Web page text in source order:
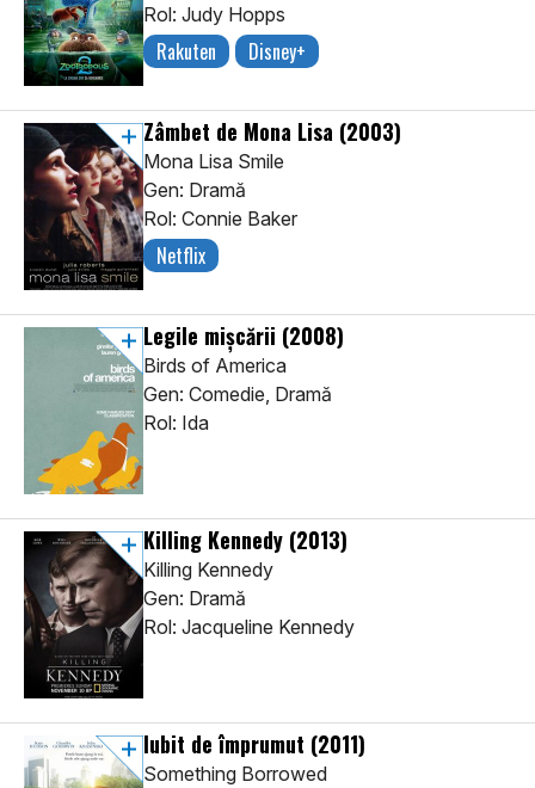
Rol: Judy Hopps
Rakuten Disney+
Zâmbet de Mona Lisa (2003)
Mona Lisa Smile
Gen: Dramă
Rol: Connie Baker
Netflix
Legile mișcării (2008)
Birds of America
Gen: Comedie, Dramă
Rol: Ida
Killing Kennedy (2013)
Killing Kennedy
Gen: Dramă
Rol: Jacqueline Kennedy
Iubit de împrumut (2011)
Something Borrowed